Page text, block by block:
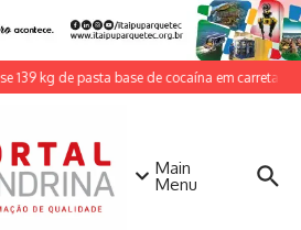
139 kg de pasta base de cocaína em carreta na
Main
Menu